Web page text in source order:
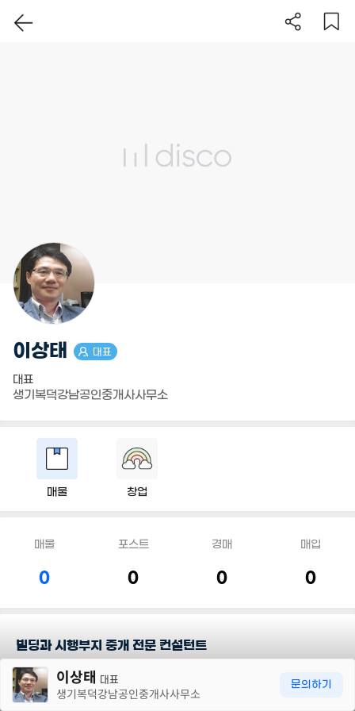
이상태 대표
대표
생기복덕강남공인중개사사무소
매물 창업
매물
0
포스트
0
경매
0
매입
0
빌딩과 시행부지 중개 전문 컨설턴트
담당지역이상태 대표
생기복덕강남공인중개사사무소
문의하기